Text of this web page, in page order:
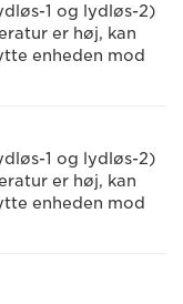
1 og lydløs-2)
er høj, kan
enheden mod
1 og lydløs-2)
er høj, kan
enheden mod